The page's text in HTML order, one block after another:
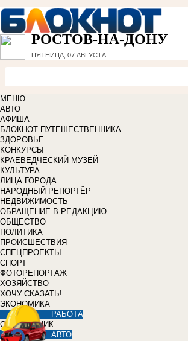
РОСТОВ-НА-ДОНУ
ПЯТНИЦА, 07 АВГУСТА
МЕНЮ
АВТО
АФИША
БЛОКНОТ ПУТЕШЕСТВЕННИКА
ЗДОРОВЬЕ
КОНКУРСЫ
КРАЕВЕДЧЕСКИЙ МУЗЕЙ
КУЛЬТУРА
ЛИЦА ГОРОДА
НАРОДНЫЙ РЕПОРТЁР
НЕДВИЖИМОСТЬ
ОБРАЩЕНИЕ В РЕДАКЦИЮ
ОБЩЕСТВО
ПОЛИТИКА
ПРОИСШЕСТВИЯ
СПЕЦПРОЕКТЫ
СПОРТ
ФОТОРЕПОРТАЖ
ХОЗЯЙСТВО
ХОЧУ СКАЗАТЬ!
ЭКОНОМИКА
РАБОТА
СПРАВОЧНИК
АВТО